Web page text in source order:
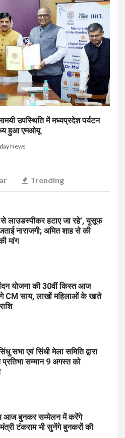
उपस्थिति में मध्यप्रदेश पर्यटन
हुआ एमओयू
News
Trending
से लाउडस्पीकर हटाए जा रहे’, युसूफ
नाराजगी; अमित शाह से की
मांग
योजना की 30वीं किस्त आज
CM साय, लाखों महिलाओं के खाते
सभा एवं सिंधी मेला समिति द्वारा
सम्मान 9 अगस्त को
आज बुनकर सम्मेलन में करेंगे
टंकराम भी सुनेंगे बुनकरों की